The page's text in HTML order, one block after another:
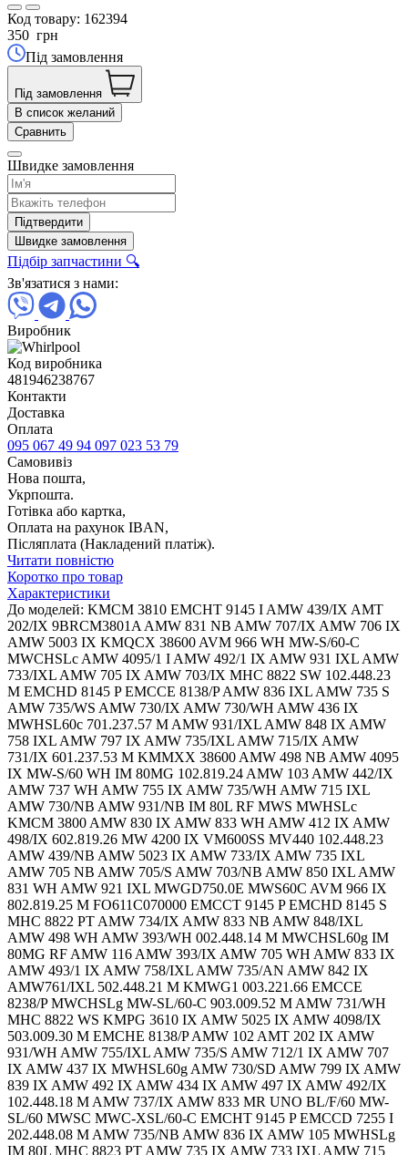
Код товару: 162394
350 грн
Під замовлення
Під замовлення
В список желаний
Сравнить
Швидке замовлення
Підтвердити
Швидке замовлення
Підбір запчастини 🔍
Зв'язатися з нами:
Виробник
Код виробника
481946238767
Контакти
Доставка
Оплата
095 067 49 94 097 023 53 79
Самовивіз
Нова пошта,
Укрпошта.
Готівка або картка,
Оплата на рахунок IBAN,
Післяплата (Накладений платіж).
Читати повністю
Коротко про товар
Характеристики
До моделей: KMCM 3810 EMCHT 9145 I AMW 439/IX AMT
202/IX 9BRCM3801A AMW 831 NB AMW 707/IX AMW 706 IX
AMW 5003 IX KMQCX 38600 AVM 966 WH MW-S/60-C
MWCHSLc AMW 4095/1 I AMW 492/1 IX AMW 931 IXL AMW
733/IXL AMW 705 IX AMW 703/IX MHC 8822 SW 102.448.23
M EMCHD 8145 P EMCCE 8138/P AMW 836 IXL AMW 735 S
AMW 735/WS AMW 730/IX AMW 730/WH AMW 436 IX
MWHSL60c 701.237.57 M AMW 931/IXL AMW 848 IX AMW
758 IXL AMW 797 IX AMW 735/IXL AMW 715/IX AMW
731/IX 601.237.53 M KMMXX 38600 AMW 498 NB AMW 4095
IX MW-S/60 WH IM 80MG 102.819.24 AMW 103 AMW 442/IX
AMW 737 WH AMW 755 IX AMW 735/WH AMW 715 IXL
AMW 730/NB AMW 931/NB IM 80L RF MWS MWHSLc
KMCM 3800 AMW 830 IX AMW 833 WH AMW 412 IX AMW
498/IX 602.819.26 MW 4200 IX VM600SS MV440 102.448.23
AMW 439/NB AMW 5023 IX AMW 733/IX AMW 735 IXL
AMW 705 NB AMW 705/S AMW 703/NB AMW 850 IXL AMW
831 WH AMW 921 IXL MWGD750.0E MWS60C AVM 966 IX
802.819.25 M FO611C070000 EMCCT 9145 P EMCHD 8145 S
MHC 8822 PT AMW 734/IX AMW 833 NB AMW 848/IXL
AMW 498 WH AMW 393/WH 002.448.14 M MWCHSL60g IM
80MG RF AMW 116 AMW 393/IX AMW 705 WH AMW 833 IX
AMW 493/1 IX AMW 758/IXL AMW 735/AN AMW 842 IX
AMW761/IXL 502.448.21 M KMWG1 003.221.66 EMCCE
8238/P MWCHSLg MW-SL/60-C 903.009.52 M AMW 731/WH
MHC 8822 WS KMPG 3610 IX AMW 5025 IX AMW 4098/IX
503.009.30 M EMCHE 8138/P AMW 102 AMT 202 IX AMW
931/WH AMW 755/IXL AMW 735/S AMW 712/1 IX AMW 707
IX AMW 437 IX MWHSL60g AMW 730/SD AMW 799 IX AMW
839 IX AMW 492 IX AMW 434 IX AMW 497 IX AMW 492/IX
102.448.18 M AMW 737/IX AMW 833 MR UNO BL/F/60 MW-
SL/60 MWSC MWC-XSL/60-C EMCHT 9145 P EMCCD 7255 I
202.448.08 M AMW 735/NB AMW 836 IX AMW 105 MWHSLg
IM 80L MHC 8823 PT AMW 735 IX AMW 733 IXL AMW 715